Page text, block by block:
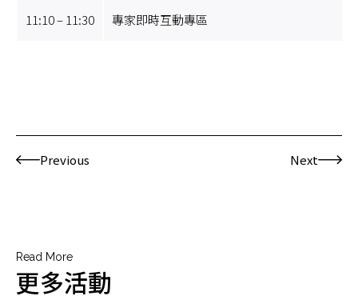
11:10 – 11:30 專家即時互動專區
Previous Next
Read More
更多活動